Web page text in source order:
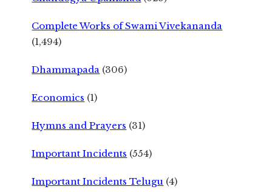
Complete Works of Swami Vivekananda
(1,494)
Dhammapada (306)
Economics (1)
Hymns and Prayers (31)
Important Incidents (554)
Important Incidents Telugu (4)